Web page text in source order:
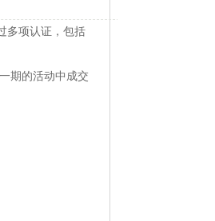
多项认证，包括
期的活动中成交